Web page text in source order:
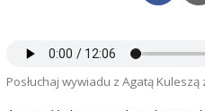
Posłuchaj wywiadu z Agatą